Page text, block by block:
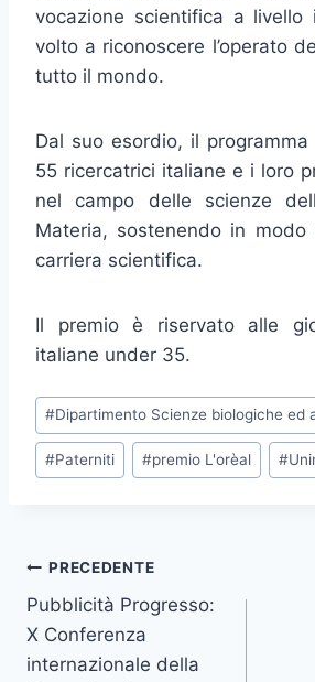
vocazione scientifica a livello
volto a riconoscere l’operato
tutto il mondo.
Dal suo esordio, il
55 ricercatrici italiane e i loro
nel campo delle scienze
Materia, sostenendo in
carriera scientifica.
Il premio è riservato alle
italiane under 35.
Tag
articolo:
#Dipartimento Scienze biologiche ed
#Paterniti #premio L'orèal #
Navigazione
articoli
PRECEDENTE
Pubblicità Progresso:
X Conferenza
internazionale della